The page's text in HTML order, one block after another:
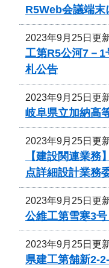
R5Web会議端末
2023年9月25日更
工第R5公河7－
札公告
2023年9月25日更
岐阜県立加納高
2023年9月25日更
【建設関連業
点詳細設計業務
2023年9月25日更
公維工第雪寒3
2023年9月25日更
県建工第舗新2-